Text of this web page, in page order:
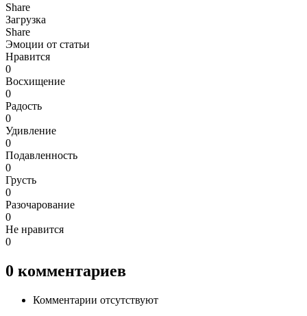
Share
Загрузка
Share
Эмоции от статьи
Нравится
0
Восхищение
0
Радость
0
Удивление
0
Подавленность
0
Грусть
0
Разочарование
0
Не нравится
0
0 комментариев
Комментарии отсутствуют